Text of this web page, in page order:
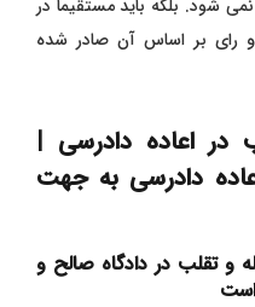
شود. بلکه باید مستقیما در
رای بر اساس آن صادر شده
در اعاده دادرسی |
دادرسی به جهت
و تقلب در دادگاه صالح و